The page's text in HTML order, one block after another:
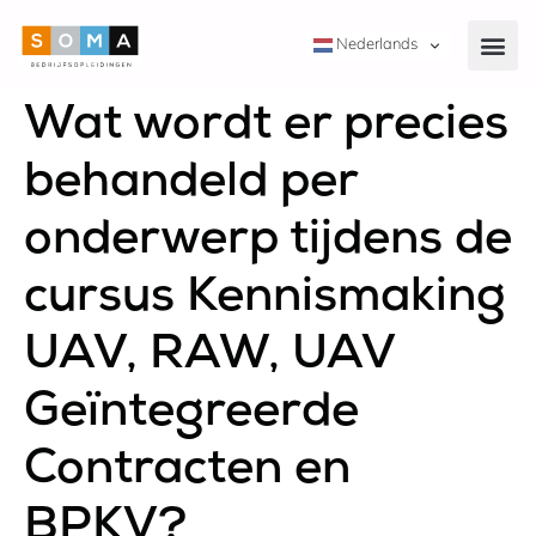
Nederlands
Wat wordt er precies
behandeld per
onderwerp tijdens de
cursus Kennismaking
UAV, RAW, UAV
Geïntegreerde
Contracten en